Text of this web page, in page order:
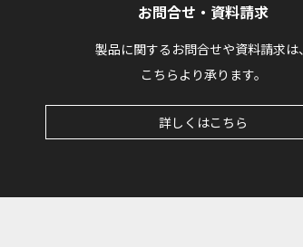
お問合せ・資料請求
製品に関するお問合せや資料請求は、
こちらより承ります。
詳しくはこちら